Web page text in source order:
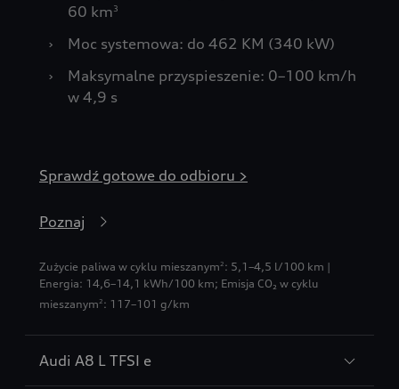
60 km3
›
Moc systemowa: do 462 KM (340 kW)
›
Maksymalne przyspieszenie: 0–100 km/h
w 4,9 s
Sprawdź gotowe do odbioru >
Poznaj
Zużycie paliwa w cyklu mieszanym 2 : 5,1–4,5 l/100 km |
Energia: 14,6–14,1 kWh/100 km; Emisja CO₂ w cyklu
mieszanym2 : 117–101 g/km
Audi A8 L TFSI e